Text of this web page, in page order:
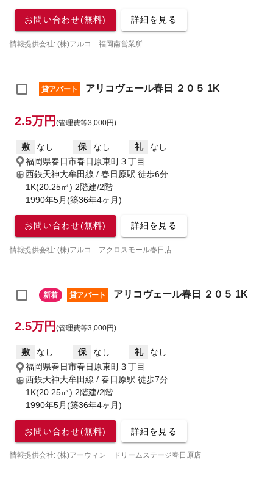
お問い合わせ(無料) 詳細を見る
情報提供会社: (株)アルコ 福岡南営業所
貸アパート アリコヴェール春日 ２０５ 1K
2.5万円 (管理費等3,000円)
敷 なし 保 なし 礼
なし
福岡県春日市春日原東町３丁目
西鉄天神大牟田線 / 春日原駅 徒歩6分
1K(20.25㎡) 2階建/2階
1990年5月(築36年4ヶ月)
お問い合わせ(無料) 詳細を見る
情報提供会社: (株)アルコ アクロスモール春日店
新着 貸アパート アリコヴェール春日 ２０５ 1K
2.5万円 (管理費等3,000円)
敷 なし 保 なし 礼
なし
福岡県春日市春日原東町３丁目
西鉄天神大牟田線 / 春日原駅 徒歩7分
1K(20.25㎡) 2階建/2階
1990年5月(築36年4ヶ月)
お問い合わせ(無料) 詳細を見る
情報提供会社: (株)アーウィン ドリームステージ春日原店